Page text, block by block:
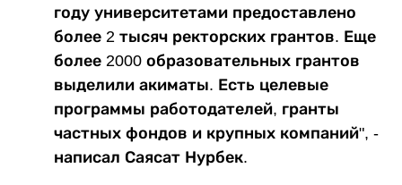
году университетами предоставлено
более 2 тысяч ректорских грантов. Еще
более 2000 образовательных грантов
выделили акиматы. Есть целевые
программы работодателей, гранты
частных фондов и крупных компаний", -
написал Саясат Нурбек.